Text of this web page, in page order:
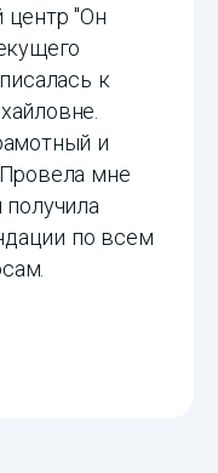
центр "Он
к
и
мне
по всем